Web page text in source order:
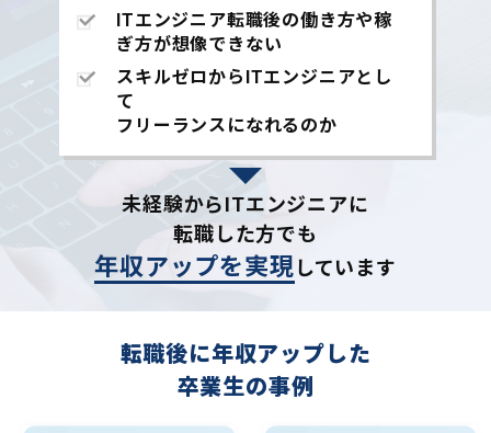
ITエンジニア転職後の働き方や稼
ぎ方が想像できない
スキルゼロからITエンジニアとし
て
フリーランスになれるのか
未経験からITエンジニアに
転職した方でも
年収アップを実現しています
転職後に年収アップした
卒業生の事例